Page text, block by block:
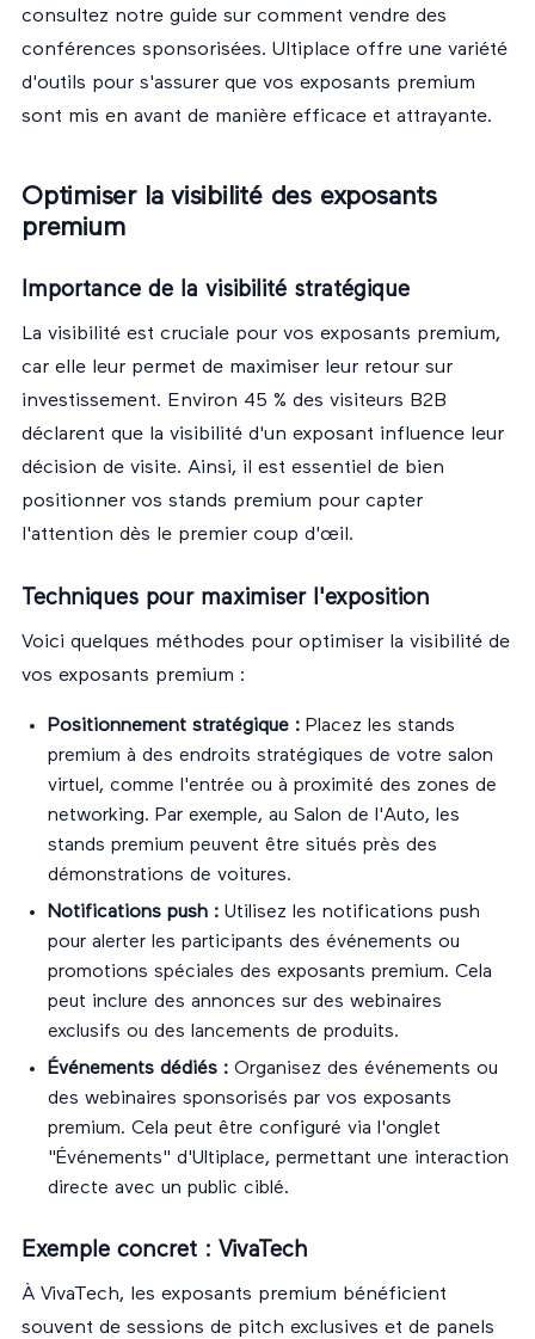
consultez notre guide sur comment vendre des
conférences sponsorisées. Ultiplace offre une variété
d'outils pour s'assurer que vos exposants premium
sont mis en avant de manière efficace et attrayante.
Optimiser la visibilité des exposants
premium
Importance de la visibilité stratégique
La visibilité est cruciale pour vos exposants premium,
car elle leur permet de maximiser leur retour sur
investissement. Environ 45 % des visiteurs B2B
déclarent que la visibilité d'un exposant influence leur
décision de visite. Ainsi, il est essentiel de bien
positionner vos stands premium pour capter
l'attention dès le premier coup d'œil.
Techniques pour maximiser l'exposition
Voici quelques méthodes pour optimiser la visibilité de
vos exposants premium :
Positionnement stratégique : Placez les stands
premium à des endroits stratégiques de votre salon
virtuel, comme l'entrée ou à proximité des zones de
networking. Par exemple, au Salon de l'Auto, les
stands premium peuvent être situés près des
démonstrations de voitures.
Notifications push : Utilisez les notifications push
pour alerter les participants des événements ou
promotions spéciales des exposants premium. Cela
peut inclure des annonces sur des webinaires
exclusifs ou des lancements de produits.
Événements dédiés : Organisez des événements ou
des webinaires sponsorisés par vos exposants
premium. Cela peut être configuré via l'onglet
"Événements" d'Ultiplace, permettant une interaction
directe avec un public ciblé.
Exemple concret : VivaTech
À VivaTech, les exposants premium bénéficient
souvent de sessions de pitch exclusives et de panels